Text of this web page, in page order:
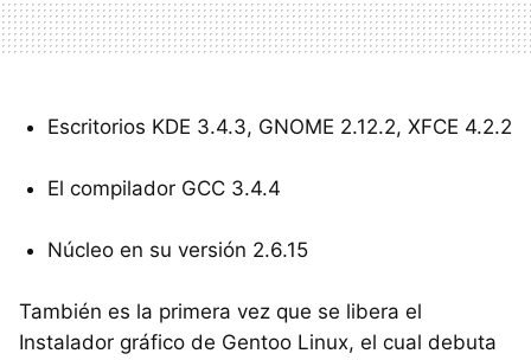
Escritorios KDE 3.4.3, GNOME 2.12.2, XFCE 4.2.2
El compilador GCC 3.4.4
Núcleo en su versión 2.6.15
También es la primera vez que se libera el
Instalador gráfico de Gentoo Linux, el cual debuta